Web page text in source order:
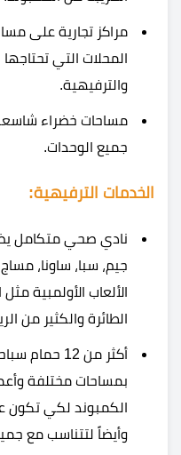
مراكز تجارية على
المحلات التي
والترفيهية.
مساحات خضراء
جميع الوحدات.
الخدمات الترفيهية:
نادي صحي متكامل
جيم، سبا، ساونا،
الألعاب الأولمبية
الطائرة والكثير من
أكثر من 12 حمام سباحه داخل
بمساحات مختلفة
الكمبوند لكي تكون
وأيضاً لتتناسب مع